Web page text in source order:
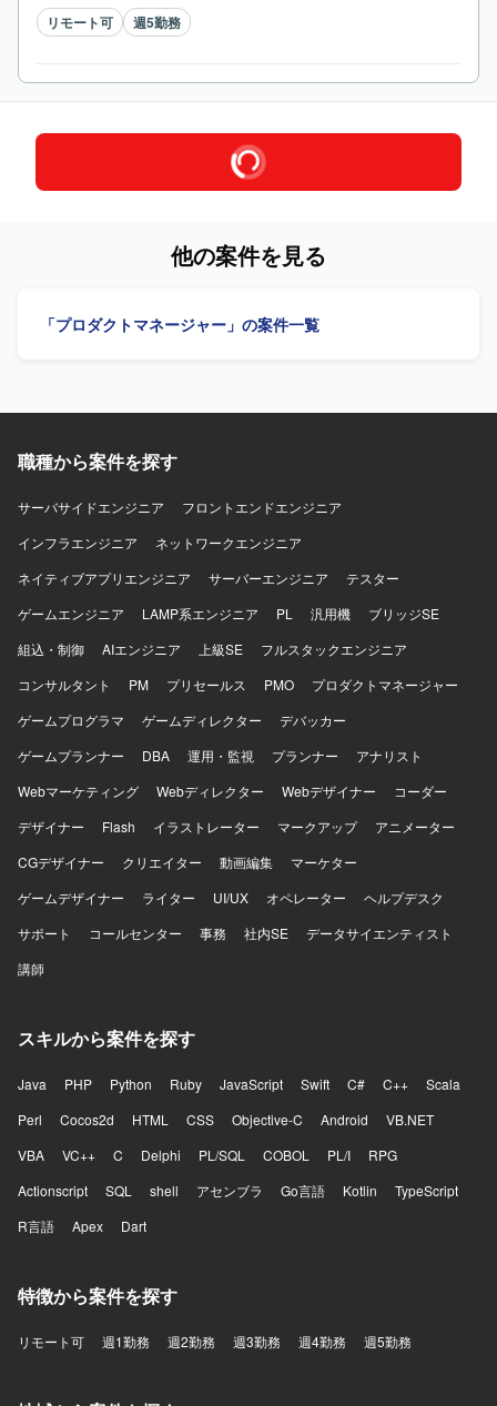
リモート可 週5勤務
他の案件を見る
「プロダクトマネージャー」の案件一覧
職種から案件を探す
サーバサイドエンジニア
フロントエンドエンジニア
インフラエンジニア
ネットワークエンジニア
ネイティブアプリエンジニア
サーバーエンジニア
テスター
ゲームエンジニア
LAMP系エンジニア PL 汎用機
ブリッジSE
組込・制御
AIエンジニア 上級SE
フルスタックエンジニア
コンサルタント
PM プリセールス PMO
プロダクトマネージャー
ゲームプログラマ
ゲームディレクター
デバッカー
ゲームプランナー
DBA 運用・監視 プランナー
アナリスト
Webマーケティング
Webディレクター Webデザイナー
コーダー
デザイナー
Flash イラストレーター マークアップ
アニメーター
CGデザイナー
クリエイター 動画編集
マーケター
ゲームデザイナー
ライター UI/UX オペレーター
ヘルプデスク
サポート
コールセンター 事務 社内SE
データサイエンティスト
講師
スキルから案件を探す
Java PHP Python Ruby JavaScript Swift C# C++
Scala
Perl
Cocos2d HTML CSS Objective-C Android
VB.NET
VBA
VC++ C Delphi PL/SQL COBOL PL/I
RPG
Actionscript
SQL shell アセンブラ Go言語 Kotlin
TypeScript
R言語
Apex Dart
特徴から案件を探す
リモート可 週1勤務 週2勤務 週3勤務 週4勤務 週5勤務